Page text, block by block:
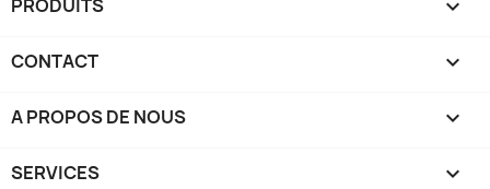
PRODUITS 
CONTACT 
A PROPOS DE NOUS 
SERVICES 